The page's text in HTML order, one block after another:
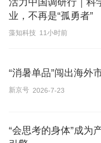
业，不再是“孤勇者”
藻知科技 11小时前
“消暑单品”闯出海外
新京号 2026-7-23
“会思考的身体”成为